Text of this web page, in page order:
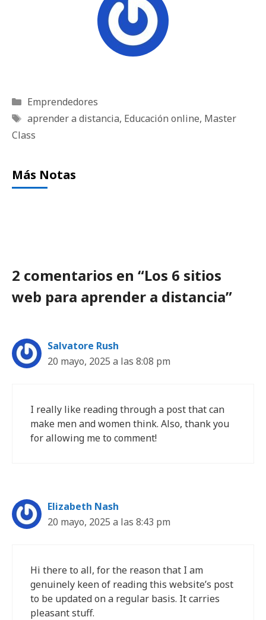
Categorías
Emprendedores
Etiquetas
aprender a distancia, Educación online, Master
Class
Más Notas
2 comentarios en “Los 6 sitios
web para aprender a distancia”
Salvatore Rush
20 mayo, 2025 a las 8:08 pm
I really like reading through a post that can
make men and women think. Also, thank you
for allowing me to comment!
Elizabeth Nash
20 mayo, 2025 a las 8:43 pm
Hi there to all, for the reason that I am
genuinely keen of reading this website’s post
to be updated on a regular basis. It carries
pleasant stuff.